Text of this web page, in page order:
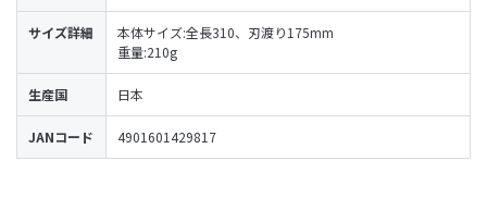
サイズ詳細
本体サイズ:全長310、刃渡り175mm
重量:210g
生産国 日本
JANコード 4901601429817